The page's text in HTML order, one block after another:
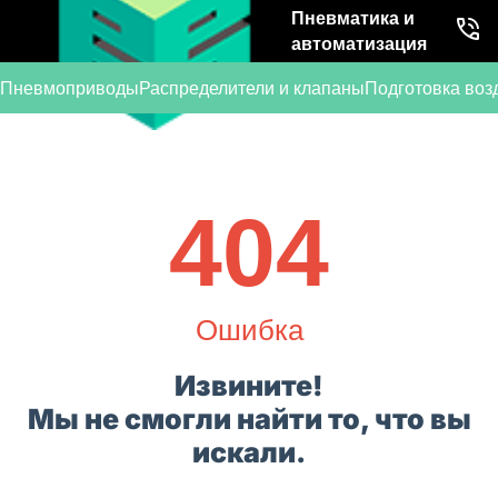
Пневматика и
автоматизация
ПневмоприводыРаспределители и клапаныПодготовка
404
Ошибка
Извините!
Мы не смогли найти то, что вы
искали.